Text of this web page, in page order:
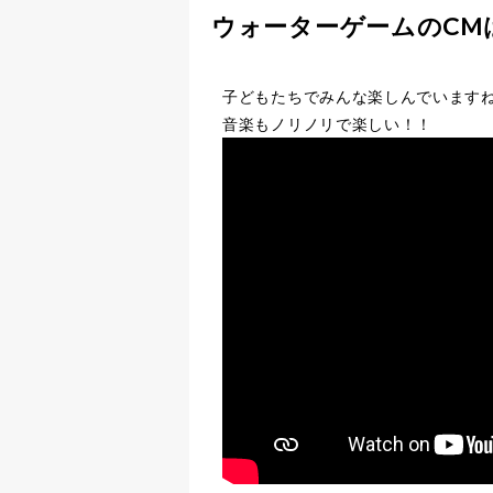
ウォーターゲームのCM
子どもたちでみんな楽しんでいます
音楽もノリノリで楽しい！！